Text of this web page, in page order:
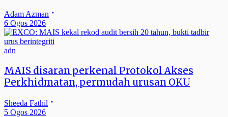
Adam Azman
6 Ogos 2026
adn
MAIS disaran perkenal Protokol Akses
Perkhidmatan, permudah urusan OKU
Sheeda Fathil
5 Ogos 2026